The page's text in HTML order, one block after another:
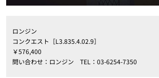
ロンジン
コンクエスト［L3.835.4.02.9］
￥576,400
問い合わせ：ロンジン TEL：03-6254-7350